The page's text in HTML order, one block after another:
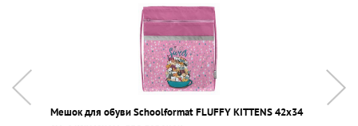
Мешок для обуви Schoolformat FLUFFY KITTENS 42х34